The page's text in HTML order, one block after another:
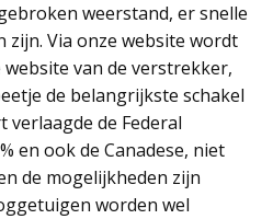
weerstand, er snelle
zijn. Via onze website wordt
van de verstrekker,
de belangrijkste schakel
verlaagde de Federal
en ook de Canadese, niet
de mogelijkheden zijn
worden wel